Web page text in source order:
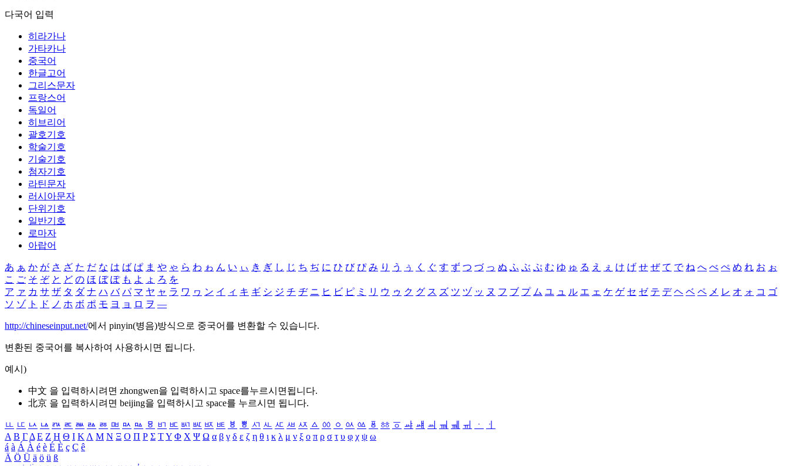
다국어 입력
히라가나
가타카나
중국어
한글고어
그리스문자
프랑스어
독일어
히브리어
괄호기호
학술기호
기술기호
첨자기호
라틴문자
러시아문자
단위기호
일반기호
로마자
아랍어
あ ぁ か が さ ざ た だ な は ば ぱ ま や ゃ ら わ ゎ ん い ぃ き ぎ し じ ち ぢ に ひ び ぴ み り う ぅ く ぐ す ず つ づ っ ぬ ふ ぶ ぷ む ゆ ゅ る え ぇ け げ せ ぜ て で ね へ べ ぺ め れ お ぉ
こ ご そ ぞ と ど の ほ ぼ ぽ も よ ょ ろ を
ア ァ カ サ ザ タ ダ ナ ハ バ パ マ ヤ ャ ラ ワ ヮ ン イ ィ キ ギ シ ジ チ ヂ ニ ヒ ビ ピ ミ リ ウ ゥ ク グ ス ズ ツ ヅ ッ ヌ フ ブ プ ム ユ ュ ル エ ェ ケ ゲ セ ゼ テ デ ヘ ベ ペ メ レ オ ォ コ ゴ
ソ ゾ ト ド ノ ホ ボ ポ モ ヨ ョ ロ ヲ ―
http://chineseinput.net/에서 pinyin(병음)방식으로 중국어를 변환할 수 있습니다.
변환된 중국어를 복사하여 사용하시면 됩니다.
예시)
中文 을 입력하시려면 zhongwen을 입력하시고 space를누르시면됩니다.
北京 을 입력하시려면 beijing을 입력하시고 space를 누르시면 됩니다.
ㅥ ㅦ ㅧ ㅨ ㅩ ㅪ ㅫ ㅬ ㅭ ㅮ ㅯ ㅰ ㅱ ㅲ ㅳ ㅴ ㅵ ㅶ ㅷ ㅸ ㅹ ㅺ ㅻ ㅼ ㅽ ㅾ ㅿ ㆀ ㆁ ㆂ ㆃ ㆄ ㆅ ㆆ ㆇ ㆈ ㆉ ㆊ ㆋ ㆌ ㆍ
ㆎ
Α Β ΓΔ Ε Ζ Η Θ Ι ΚΛ Μ Ν Ξ Ο Π Ρ Σ ΤΥ Φ Χ Ψ Ω α β γ δ ε ζ η θ ι κ λ μ ν ξ ο π ρ σ τ υ φ χ ψ ω
á à Á À é è É È ç Ç ê
Ä Ö Ü ä ö ü ß